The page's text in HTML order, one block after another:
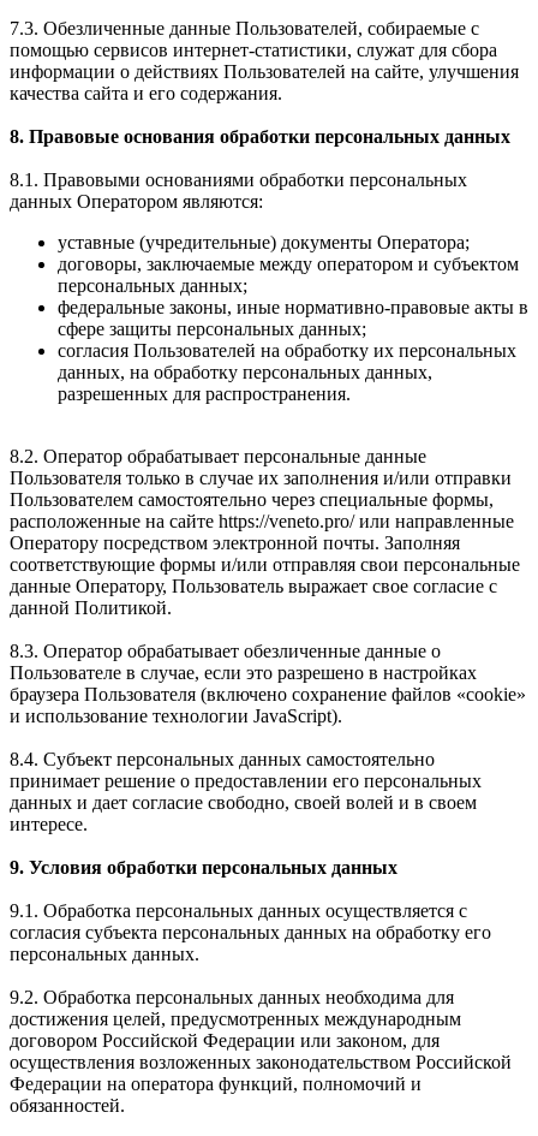
7.3. Обезличенные данные Пользователей, собираемые с
помощью сервисов интернет-статистики, служат для сбора
информации о действиях Пользователей на сайте, улучшения
качества сайта и его содержания.
8. Правовые основания обработки персональных данных
8.1. Правовыми основаниями обработки персональных
данных Оператором являются:
уставные (учредительные) документы Оператора;
договоры, заключаемые между оператором и субъектом
персональных данных;
федеральные законы, иные нормативно-правовые акты в
сфере защиты персональных данных;
согласия Пользователей на обработку их персональных
данных, на обработку персональных данных,
разрешенных для распространения.
8.2. Оператор обрабатывает персональные данные
Пользователя только в случае их заполнения и/или отправки
Пользователем самостоятельно через специальные формы,
расположенные на сайте https://veneto.pro/ или направленные
Оператору посредством электронной почты. Заполняя
соответствующие формы и/или отправляя свои персональные
данные Оператору, Пользователь выражает свое согласие с
данной Политикой.
8.3. Оператор обрабатывает обезличенные данные о
Пользователе в случае, если это разрешено в настройках
браузера Пользователя (включено сохранение файлов «cookie»
и использование технологии JavaScript).
8.4. Субъект персональных данных самостоятельно
принимает решение о предоставлении его персональных
данных и дает согласие свободно, своей волей и в своем
интересе.
9. Условия обработки персональных данных
9.1. Обработка персональных данных осуществляется с
согласия субъекта персональных данных на обработку его
персональных данных.
9.2. Обработка персональных данных необходима для
достижения целей, предусмотренных международным
договором Российской Федерации или законом, для
осуществления возложенных законодательством Российской
Федерации на оператора функций, полномочий и
обязанностей.